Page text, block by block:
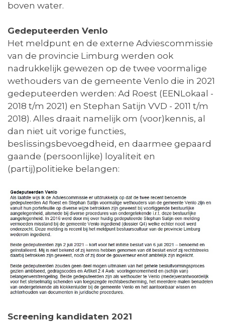
boven water.
Gedeputeerden Venlo
Het meldpunt en de externe Adviescommissie
van de provincie Limburg werden ook
nadrukkelijk gewezen op de twee voormalige
wethouders van de gemeente Venlo die in 2021
gedeputeerden werden: Ad Roest (EENLokaal -
2018 t/m 2021) en Stephan Satijn VVD - 2011 t/m
2018). Alles draait namelijk om (voor)kennis, al
dan niet uit vorige functies,
beslissingsbevoegdheid, en daarmee gepaard
gaande (persoonlijke) loyaliteit en
(partij)politieke belangen:
Screening kandidaten 2021